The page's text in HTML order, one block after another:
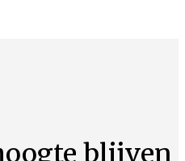
blijven